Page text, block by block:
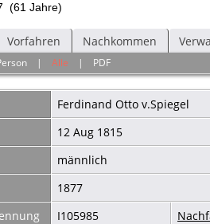
(61 Jahre)
Vorfahren Nachkommen
|Alle | PDF
Ferdinand Otto v.Spiegel
12 Aug 1815
männlich
1877
I105985